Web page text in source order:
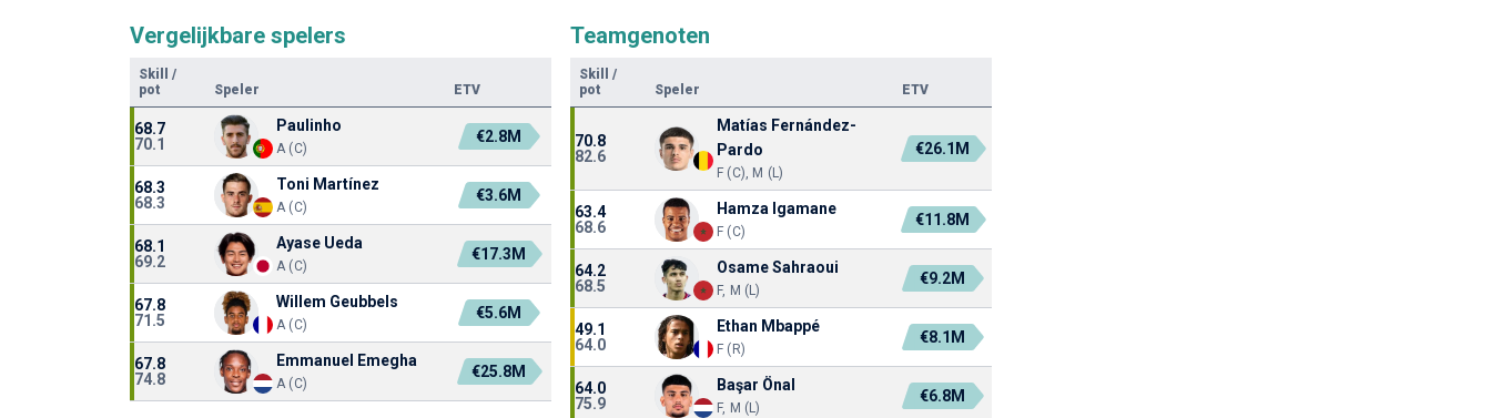
Vergelijkbare spelers
Skill
/
pot
Speler ETV
68.7
70.1
Paulinho
A (C)
€2.8M
68.3
68.3
Toni Martínez
A (C)
€3.6M
68.1
69.2
Ayase Ueda
A (C)
€17.3M
67.8
71.5
Willem Geubbels
A (C)
€5.6M
67.8
74.8
Emmanuel Emegha
A (C)
€25.8M
Teamgenoten
Skill
/
pot
Speler ETV
70.8
82.6
Matías Fernández-
Pardo
F (C), M (L)
€26.1M
63.4
68.6
Hamza Igamane
F (C)
€11.8M
64.2
68.5
Osame Sahraoui
F, M (L)
€9.2M
49.1
64.0
Ethan Mbappé
F (R)
€8.1M
64.0
75.9
Başar Önal
F, M (L)
€6.8M